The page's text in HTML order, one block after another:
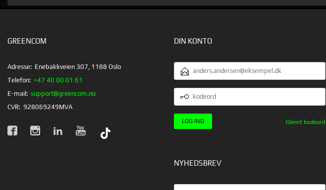
GREENCOM
Adresse: Enebakkveien 307, 1188 Oslo
Telefon: +47 40 00 01 61
E-mail: support@greencom.no
CVR: 928069249MVA
DIN KONTO
Glemt kodeord
NYHEDSBREV